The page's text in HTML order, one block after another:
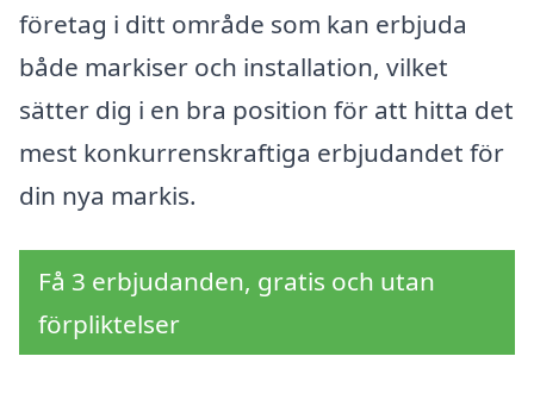
företag i ditt område som kan erbjuda
både markiser och installation, vilket
sätter dig i en bra position för att hitta det
mest konkurrenskraftiga erbjudandet för
din nya markis.
Få 3 erbjudanden, gratis och utan
förpliktelser